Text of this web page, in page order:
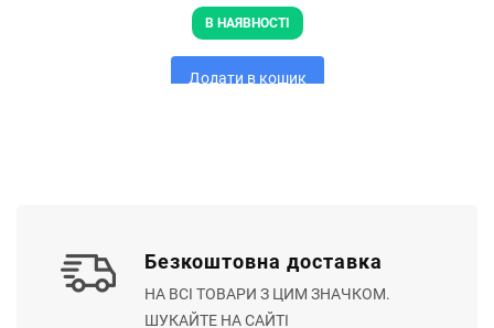
В НАЯВНОСТІ
Додати в кошик
Безкоштовна доставка
НА ВСІ ТОВАРИ З ЦИМ ЗНАЧКОМ.
ШУКАЙТЕ НА САЙТІ